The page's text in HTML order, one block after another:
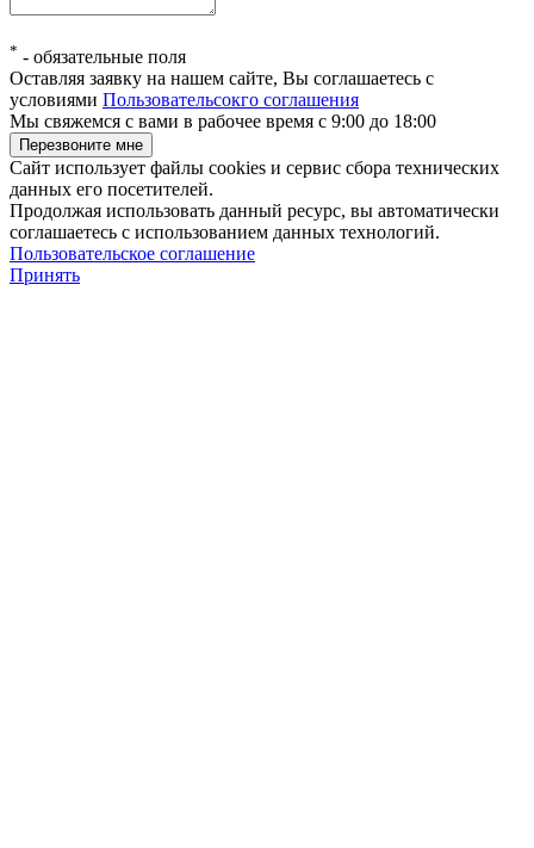
* - обязательные поля
Оставляя заявку на нашем сайте, Вы соглашаетесь с
условиями Пользовательсокго соглашения
Мы свяжемся с вами в рабочее время с 9:00 до 18:00
Сайт использует файлы cookies и сервис сбора технических
данных его посетителей.
Продолжая использовать данный ресурс, вы автоматически
соглашаетесь с использованием данных технологий.
Пользовательское соглашение
Принять